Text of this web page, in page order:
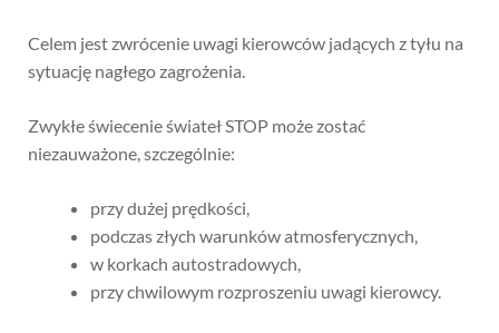
Celem jest zwrócenie uwagi kierowców jadących z tyłu na
sytuację nagłego zagrożenia.
Zwykłe świecenie świateł STOP może zostać
niezauważone, szczególnie:
przy dużej prędkości,
podczas złych warunków atmosferycznych,
w korkach autostradowych,
przy chwilowym rozproszeniu uwagi kierowcy.